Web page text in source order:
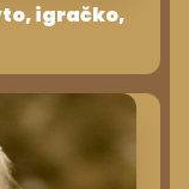
igračko,